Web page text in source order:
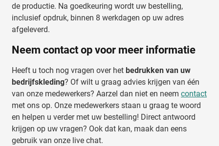
de productie. Na goedkeuring wordt uw bestelling,
inclusief opdruk, binnen 8 werkdagen op uw adres
afgeleverd.
Neem contact op voor meer informatie
Heeft u toch nog vragen over het bedrukken van uw
bedrijfskleding? Of wilt u graag advies krijgen van één
van onze medewerkers? Aarzel dan niet en neem contact
met ons op. Onze medewerkers staan u graag te woord
en helpen u verder met uw bestelling! Direct antwoord
krijgen op uw vragen? Ook dat kan, maak dan eens
gebruik van onze live chat.